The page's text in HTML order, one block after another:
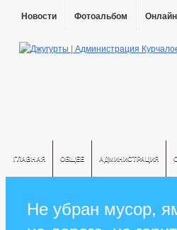
Новости Фотоальбом
ГЛАВНАЯ ОБЩЕЕ АДМИНИСТРАЦИЯ
Не убран мусор,